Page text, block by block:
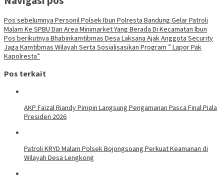
Pos sebelumnya Personil Polsek Ibun Polresta Bandung Gelar Patroli
Malam Ke SPBU Dan Area Minimarket Yang Berada Di Kecamatan Ibun
Pos berikutnya Bhabinkamtibmas Desa Laksana Ajak Anggota Security
Jaga Kamtibmas Wilayah Serta Sosialisasikan Program ” Lapor Pak
Kapolresta”
Pos terkait
AKP Faizal Riandy Pimpin Langsung Pengamanan Pasca Final Piala
Presiden 2026
Patroli KRYD Malam Polsek Bojongsoang Perkuat Keamanan di
Wilayah Desa Lengkong